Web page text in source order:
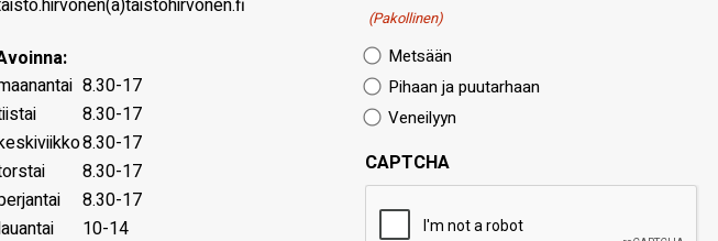
8.30-17
8.30-17
8.30-17
8.30-17
8.30-17
10-14
(Pakollinen)
Metsään
Pihaan ja puutarhaan
Veneilyyn
CAPTCHA